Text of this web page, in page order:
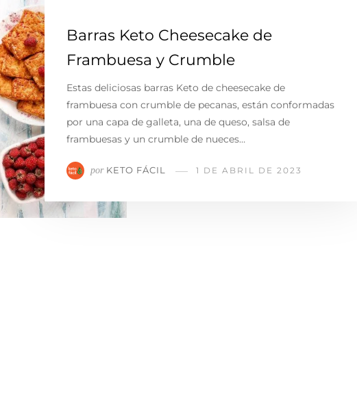
Barras Keto Cheesecake de
Frambuesa y Crumble
Estas deliciosas barras Keto de cheesecake de
frambuesa con crumble de pecanas, están conformadas
por una capa de galleta, una de queso, salsa de
frambuesas y un crumble de nueces…
por KETO FÁCIL 1 DE ABRIL DE 2023